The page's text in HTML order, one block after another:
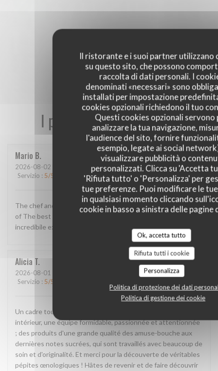
Il ristorante e i suoi partner utilizzano
su questo sito, che possono
raccolta di dati personali. I
denominati «necessari» sono
installati per impostazione
cookies opzionali richiedono il tuo
Questi cookies opzionali servono
analizzare la tua navigazione,
l'audience del sito, fornire
esempio, legate ai social
visualizzare pubblicità o
personalizzati. Clicca su 'Accetta
'Rifiuta tutto' o 'Personalizza' per
tue preferenze. Puoi modificare le
in qualsiasi momento cliccando
cookie in basso a sinistra delle pagine
Ok, accetta tutto
Rifiuta tutti i cookie
Personalizza
Politica di protezione dei dati
Politica di gestione dei cookie
I pareri dei nostri clienti
Mario B
2026-08-02 - 13:00 - Ospiti 2
Servizio : 5/5 Atmosfera:4/5 Cucina: 5/5 Qualità / Prezzo: 4/5
The chef and The staff super super super The location One
of The best in France The food AMAZING!!! Thank u for this
incredibile experience!!
Alicia T
2026-08-01
Servizio : 5/5
Un cadre tout simplement incroyable, en extérieur comme en
intérieur, une équipe formidable, passionnée et attentionnée
; des produits d'une grande qualité des amuse-bouche aux
dernières notes sucrées, qui sont travaillés avec beaucoup de
soin et d'originalité. Et merci pour la découverte de véritables
pépites œnologiques ! Hâtes de revenir et de faire découvrir